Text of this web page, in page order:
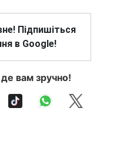
Підпишіться
в Google!
вам зручно!